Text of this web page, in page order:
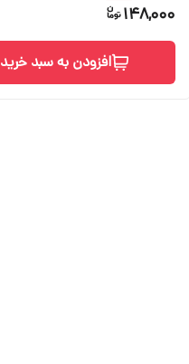
148,000
افزودن به سبد خرید